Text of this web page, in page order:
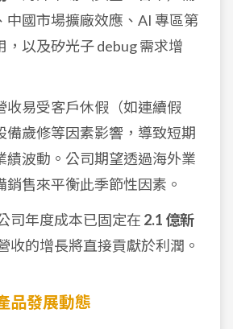
中國市場擴廠效應、AI 專區第
，以及矽光子 debug 需求增
收易受客戶休假（如連續假
備歲修等因素影響，導致短期
績波動。公司期望透過海外業
銷售來平衡此季節性因素。
司年度成本已固定在 2.1 億新
收的增長將直接貢獻於利潤。
品發展動態